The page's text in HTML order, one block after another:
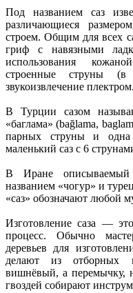
Под названием саз
различающиеся
строем. Общим для всех
гриф с навязными
использования
строенные струны
звукоизвлечение плектром.
В Турции сазом
«баглама» (bağlama,
парных струны и
маленький саз с 6
В Иране описываемый
названием «чогур» и
«саз» обозначают любой
Изготовление саза —
процесс. Обычно
деревьев для
делают из отборных
вишнёвый, а перемычку,
гвоздей собирают